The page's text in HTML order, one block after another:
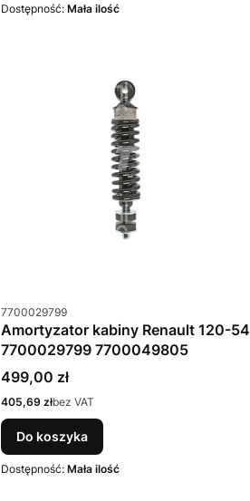
Dostępność: Mała ilość
Kod produktu
7700029799
Amortyzator kabiny Renault 120-54
7700029799 7700049805
Cena
499,00 zł
Cena
405,69 złbez VAT
Do koszyka
Dostępność: Mała ilość